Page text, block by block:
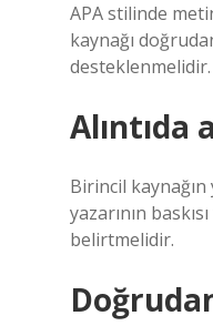
APA stilinde
kaynağı
desteklenmelidir.
Alıntıda
Birincil kaynağın
yazarının
belirtmelidir.